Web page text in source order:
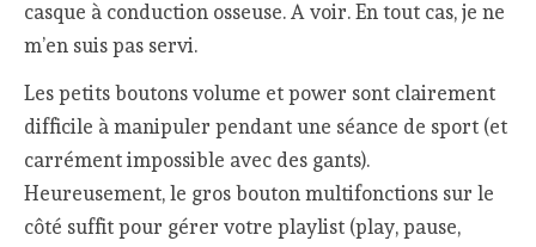
casque à conduction osseuse. A voir. En tout cas, je ne
m’en suis pas servi.
Les petits boutons volume et power sont clairement
difficile à manipuler pendant une séance de sport (et
carrément impossible avec des gants).
Heureusement, le gros bouton multifonctions sur le
côté suffit pour gérer votre playlist (play, pause,